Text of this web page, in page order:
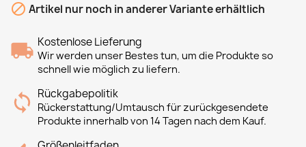
 Artikel nur noch in anderer Variante erhältlich
Kostenlose Lieferung
Wir werden unser Bestes tun, um die Produkte so
schnell wie möglich zu liefern.
Rückgabepolitik
Rückerstattung/Umtausch für zurückgesendete
Produkte innerhalb von 14 Tagen nach dem Kauf.